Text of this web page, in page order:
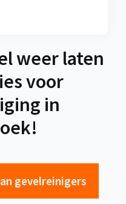
weer laten
voor
in
gevelreinigers